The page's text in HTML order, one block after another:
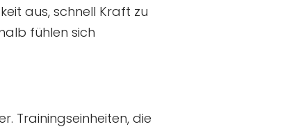
aus, schnell Kraft zu
fühlen sich
Trainingseinheiten, die